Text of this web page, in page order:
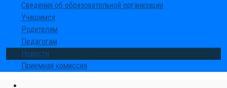
Сведения об образовательной организации
Учащимся
Родителям
Педагогам
Новости
Приемная комиссия